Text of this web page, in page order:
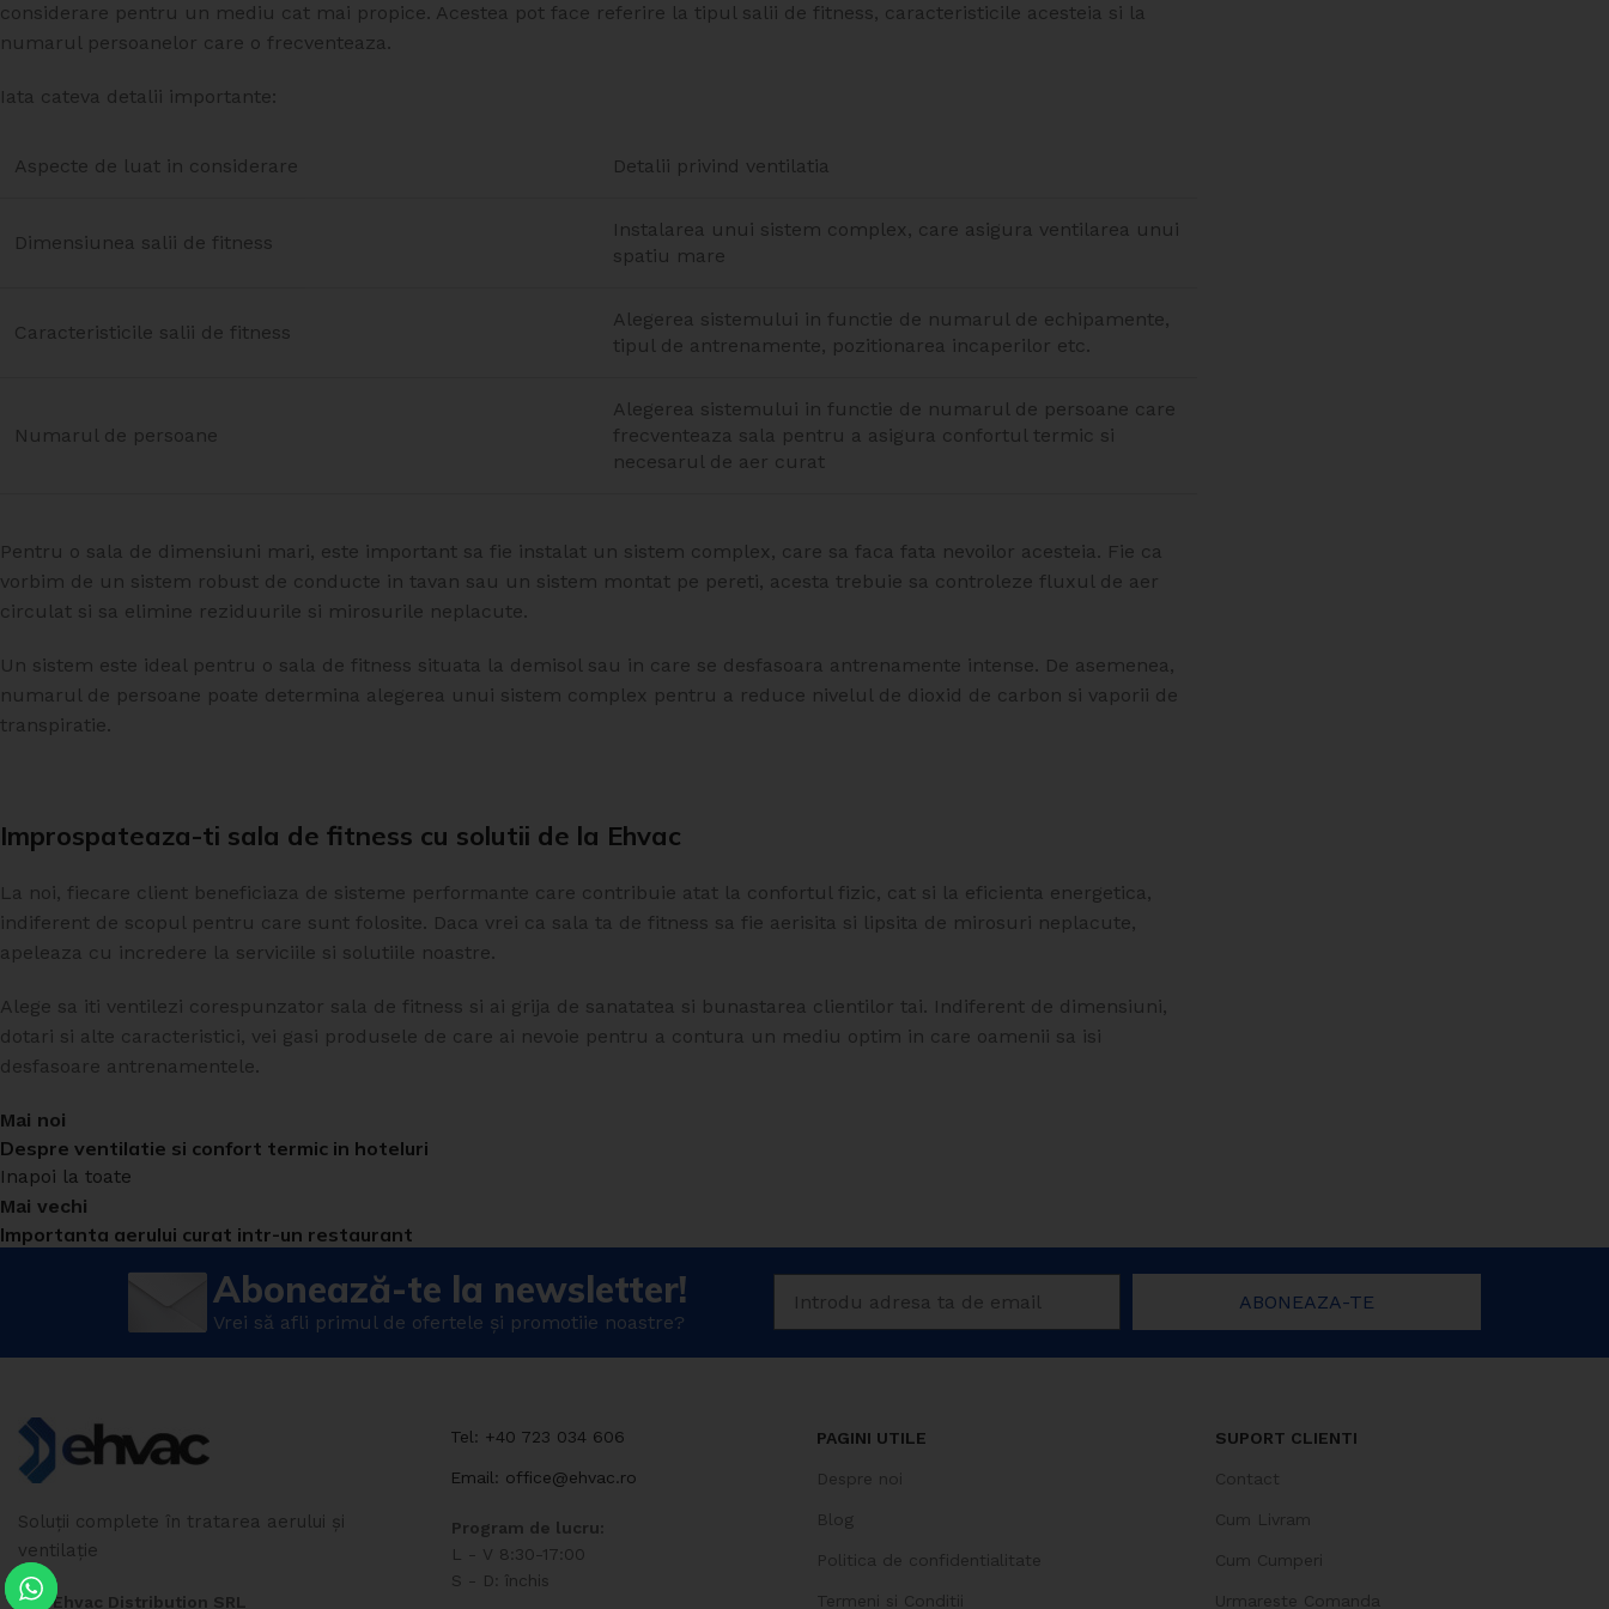
considerare pentru un mediu cat mai propice. Acestea pot face referire la tipul salii de fitness, caracteristicile acesteia si la
numarul persoanelor care o frecventeaza.
Iata cateva detalii importante:
Aspecte de luat in considerare Detalii privind ventilatia
Dimensiunea salii de fitness
Instalarea unui sistem complex, care asigura ventilarea unui
spatiu mare
Caracteristicile salii de fitness
Alegerea sistemului in functie de numarul de echipamente,
tipul de antrenamente, pozitionarea incaperilor etc.
Numarul de persoane
Alegerea sistemului in functie de numarul de persoane care
frecventeaza sala pentru a asigura confortul termic si
necesarul de aer curat
Pentru o sala de dimensiuni mari, este important sa fie instalat un sistem complex, care sa faca fata nevoilor acesteia. Fie ca
vorbim de un sistem robust de conducte in tavan sau un sistem montat pe pereti, acesta trebuie sa controleze fluxul de aer
circulat si sa elimine reziduurile si mirosurile neplacute.
Un sistem este ideal pentru o sala de fitness situata la demisol sau in care se desfasoara antrenamente intense. De asemenea,
numarul de persoane poate determina alegerea unui sistem complex pentru a reduce nivelul de dioxid de carbon si vaporii de
transpiratie.
Improspateaza-ti sala de fitness cu solutii de la Ehvac
La noi, fiecare client beneficiaza de sisteme performante care contribuie atat la confortul fizic, cat si la eficienta energetica,
indiferent de scopul pentru care sunt folosite. Daca vrei ca sala ta de fitness sa fie aerisita si lipsita de mirosuri neplacute,
apeleaza cu incredere la serviciile si solutiile noastre.
Alege sa iti ventilezi corespunzator sala de fitness si ai grija de sanatatea si bunastarea clientilor tai. Indiferent de dimensiuni,
dotari si alte caracteristici, vei gasi produsele de care ai nevoie pentru a contura un mediu optim in care oamenii sa isi
desfasoare antrenamentele.
Mai noi
Despre ventilatie si confort termic in hoteluri
Inapoi la toate
Mai vechi
Importanta aerului curat intr-un restaurant
Abonează-te la newsletter!
Vrei să afli primul de ofertele și promotiie noastre?
ABONEAZA-TE
Soluții complete în tratarea aerului și
ventilație
Ehvac Distribution SRL
Tel: +40 723 034 606
Email: office@ehvac.ro
Program de lucru:
L - V 8:30-17:00
S - D: închis
PAGINI UTILE
Despre noi
Blog
Politica de confidentialitate
Termeni si Conditii
SUPORT CLIENTI
Contact
Cum Livram
Cum Cumperi
Urmareste Comanda